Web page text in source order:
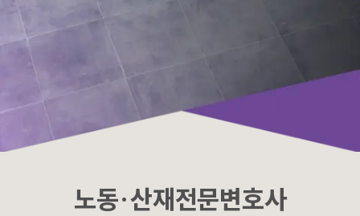
노동·산재전문변호사